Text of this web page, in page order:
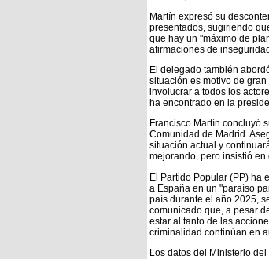
Martín expresó su
presentados, sugiriendo
que hay un "máximo de
afirmaciones de
El delegado también
situación es motivo de
involucrar a todos los
ha encontrado en la
Francisco Martín concluyó
Comunidad de Madrid.
situación actual y
mejorando, pero insistió
El Partido Popular (PP) ha
a España en un "paraíso
país durante el año 2025,
comunicado que, a pesar
estar al tanto de las
criminalidad continúan en
Los datos del Ministerio